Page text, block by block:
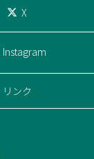
X
Instagram
リンク